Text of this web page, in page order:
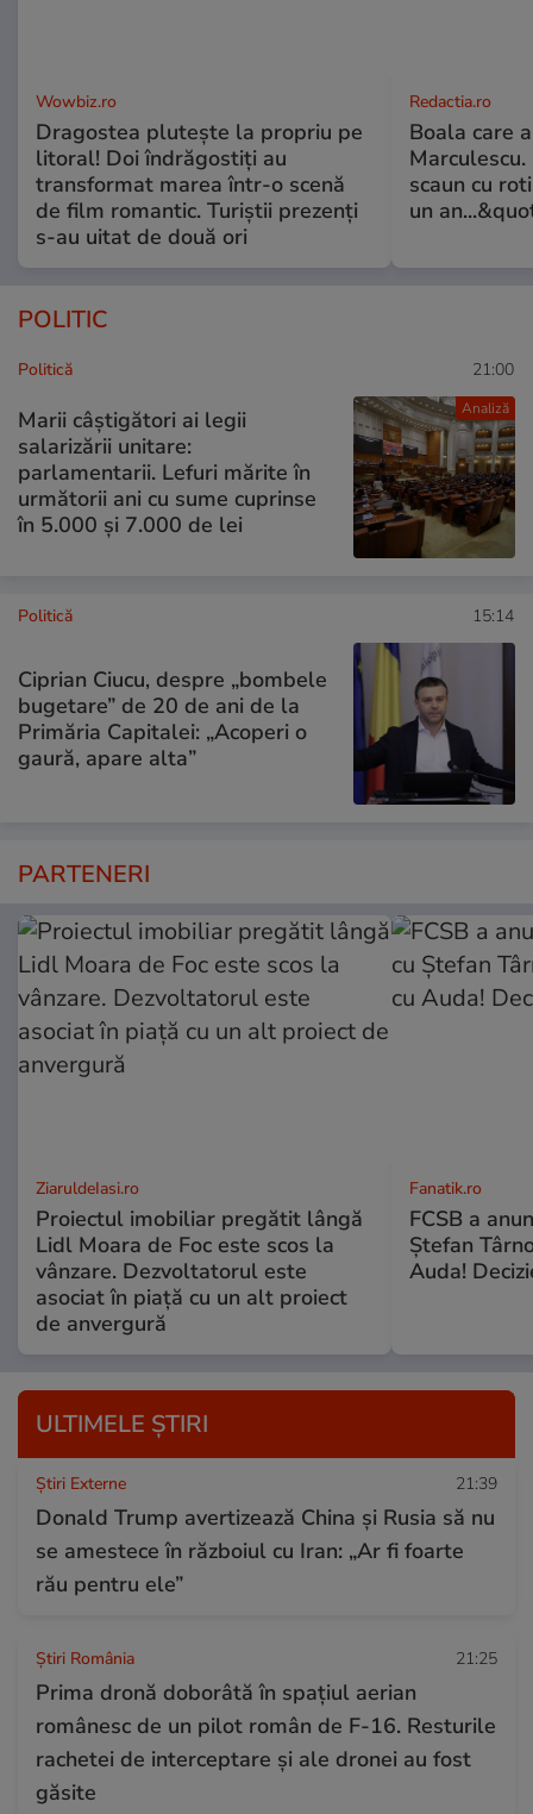
Wowbiz.ro
Dragostea plutește la propriu pe
litoral! Doi îndrăgostiți au
transformat marea într-o scenă
de film romantic. Turiștii prezenți
s-au uitat de două ori
Redactia.ro
Boala care
scaun cu
un
POLITIC
Analiză
Politică 21:00
Marii câștigători ai legii
salarizării unitare:
parlamentarii. Lefuri mărite în
următorii ani cu sume cuprinse
în 5.000 și 7.000 de lei
Politică 15:14
Ciprian Ciucu, despre „bombele
bugetare” de 20 de ani de la
Primăria Capitalei: „Acoperi o
gaură, apare alta”
PARTENERI
ZiaruldeIasi.ro
Proiectul imobiliar pregătit lângă
Lidl Moara de Foc este scos la
vânzare. Dezvoltatorul este
asociat în piață cu un alt proiect
de anvergură
Fanatik.ro
FCSB a
Ștefan
Auda!
ULTIMELE ȘTIRI
Știri Externe 21:39
Donald Trump avertizează China și Rusia să nu
se amestece în războiul cu Iran: „Ar fi foarte
rău pentru ele”
Știri România 21:25
Prima dronă doborâtă în spațiul aerian
românesc de un pilot român de F-16. Resturile
rachetei de interceptare și ale dronei au fost
găsite